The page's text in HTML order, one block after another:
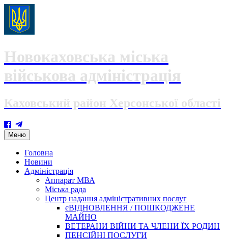
Новокаховська міська
військова адміністрація
Каховський район Херсонської області
Меню Skip
to
content
Головна
Новини
Адміністрація
Аппарат МВА
Міська рада
Центр надання адміністративних послуг
єВІДНОВЛЕННЯ / ПОШКОДЖЕНЕ
МАЙНО
ВЕТЕРАНИ ВІЙНИ ТА ЧЛЕНИ ЇХ РОДИН
ПЕНСІЙНІ ПОСЛУГИ